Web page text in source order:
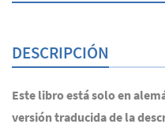
DESCRIPCIÓN
Este libro está solo en
versión traducida de la